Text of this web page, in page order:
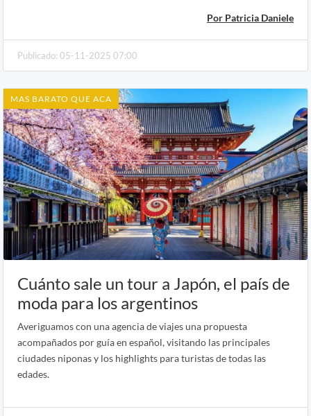
Por Patricia Daniele
Publicado: 05-11-2025 07:00
MAS BARATO QUE ACA
Cuánto sale un tour a Japón, el país de
moda para los argentinos
Averiguamos con una agencia de viajes una propuesta
acompañados por guía en español, visitando las principales
ciudades niponas y los highlights para turistas de todas las
edades.